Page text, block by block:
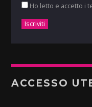
Ho letto e accetto i
ACCESSO